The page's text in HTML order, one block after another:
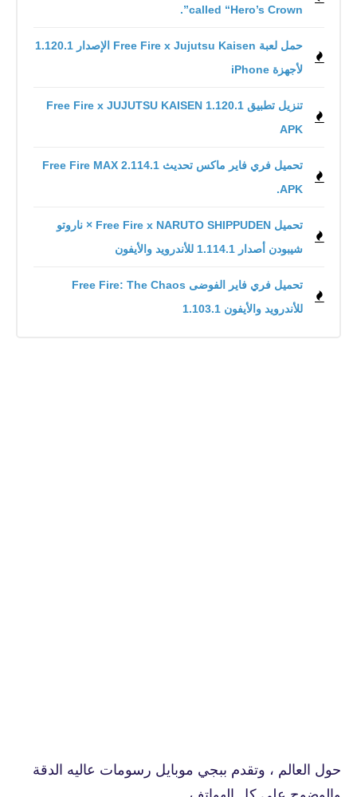
called “Hero’s Crown”.
حمل لعبة Free Fire x Jujutsu Kaisen الإصدار 1.120.1
لأجهزة iPhone
تنزيل تطبيق Free Fire x JUJUTSU KAISEN 1.120.1
APK
تحميل فري فاير ماكس تحديث 2.114.1 Free Fire MAX
.APK
تحميل Free Fire x NARUTO SHIPPUDEN × ناروتو
شيبودن أصدار 1.114.1 للأندرويد والأيفون
للأندرويد والأيفون 1.103.1
حول العالم ، وتقدم ببجي موبايل رسومات عاليه الدقة